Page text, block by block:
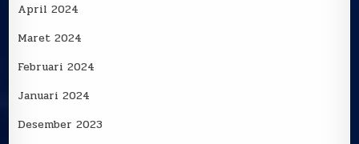
April 2024
Maret 2024
Februari 2024
Januari 2024
Desember 2023